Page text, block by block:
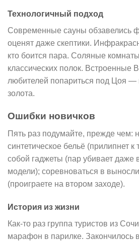
Технологичный подход
Современные сауны обзавелись
оценят даже скептики.
кто боится пара. Соляные
классических полок. Встроенные
любителей попариться под Цоя —
золота.
Ошибки новичков
Пять раз подумайте, прежде чем:
синтетическое бельё (прилипнет к
собой гаджеты (пар убивает
модели); соревноваться в
(проиграете на втором заходе).
История из жизни
Как-то раз группа туристов из
марафон в парилке. Закончилось